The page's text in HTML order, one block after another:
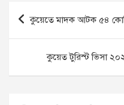
Post
navigation
কুয়েতে মাদক আটক ৫৪
কুয়েত টুরিস্ট ভিসা